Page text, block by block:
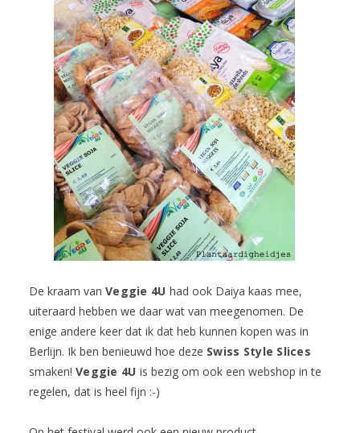
De kraam van Veggie 4U had ook Daiya kaas mee,
uiteraard hebben we daar wat van meegenomen. De
enige andere keer dat ik dat heb kunnen kopen was in
Berlijn. Ik ben benieuwd hoe deze Swiss Style Slices
smaken! Veggie 4U is bezig om ook een webshop in te
regelen, dat is heel fijn :-)